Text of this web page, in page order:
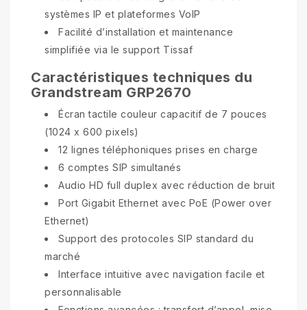
systèmes IP et plateformes VoIP
Facilité d’installation et maintenance
simplifiée via le support Tissaf
Caractéristiques techniques du
Grandstream GRP2670
Écran tactile couleur capacitif de 7 pouces
(1024 x 600 pixels)
12 lignes téléphoniques prises en charge
6 comptes SIP simultanés
Audio HD full duplex avec réduction de bruit
Port Gigabit Ethernet avec PoE (Power over
Ethernet)
Support des protocoles SIP standard du
marché
Interface intuitive avec navigation facile et
personnalisable